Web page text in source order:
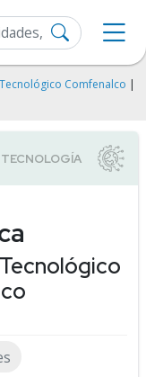
Comfenalco |